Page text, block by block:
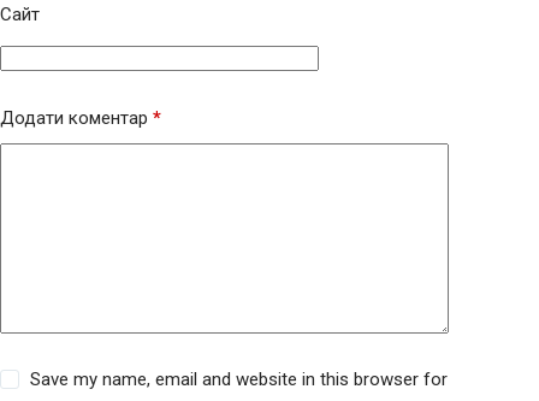
Сайт
Додати коментар *
Save my name, email and website in this browser for